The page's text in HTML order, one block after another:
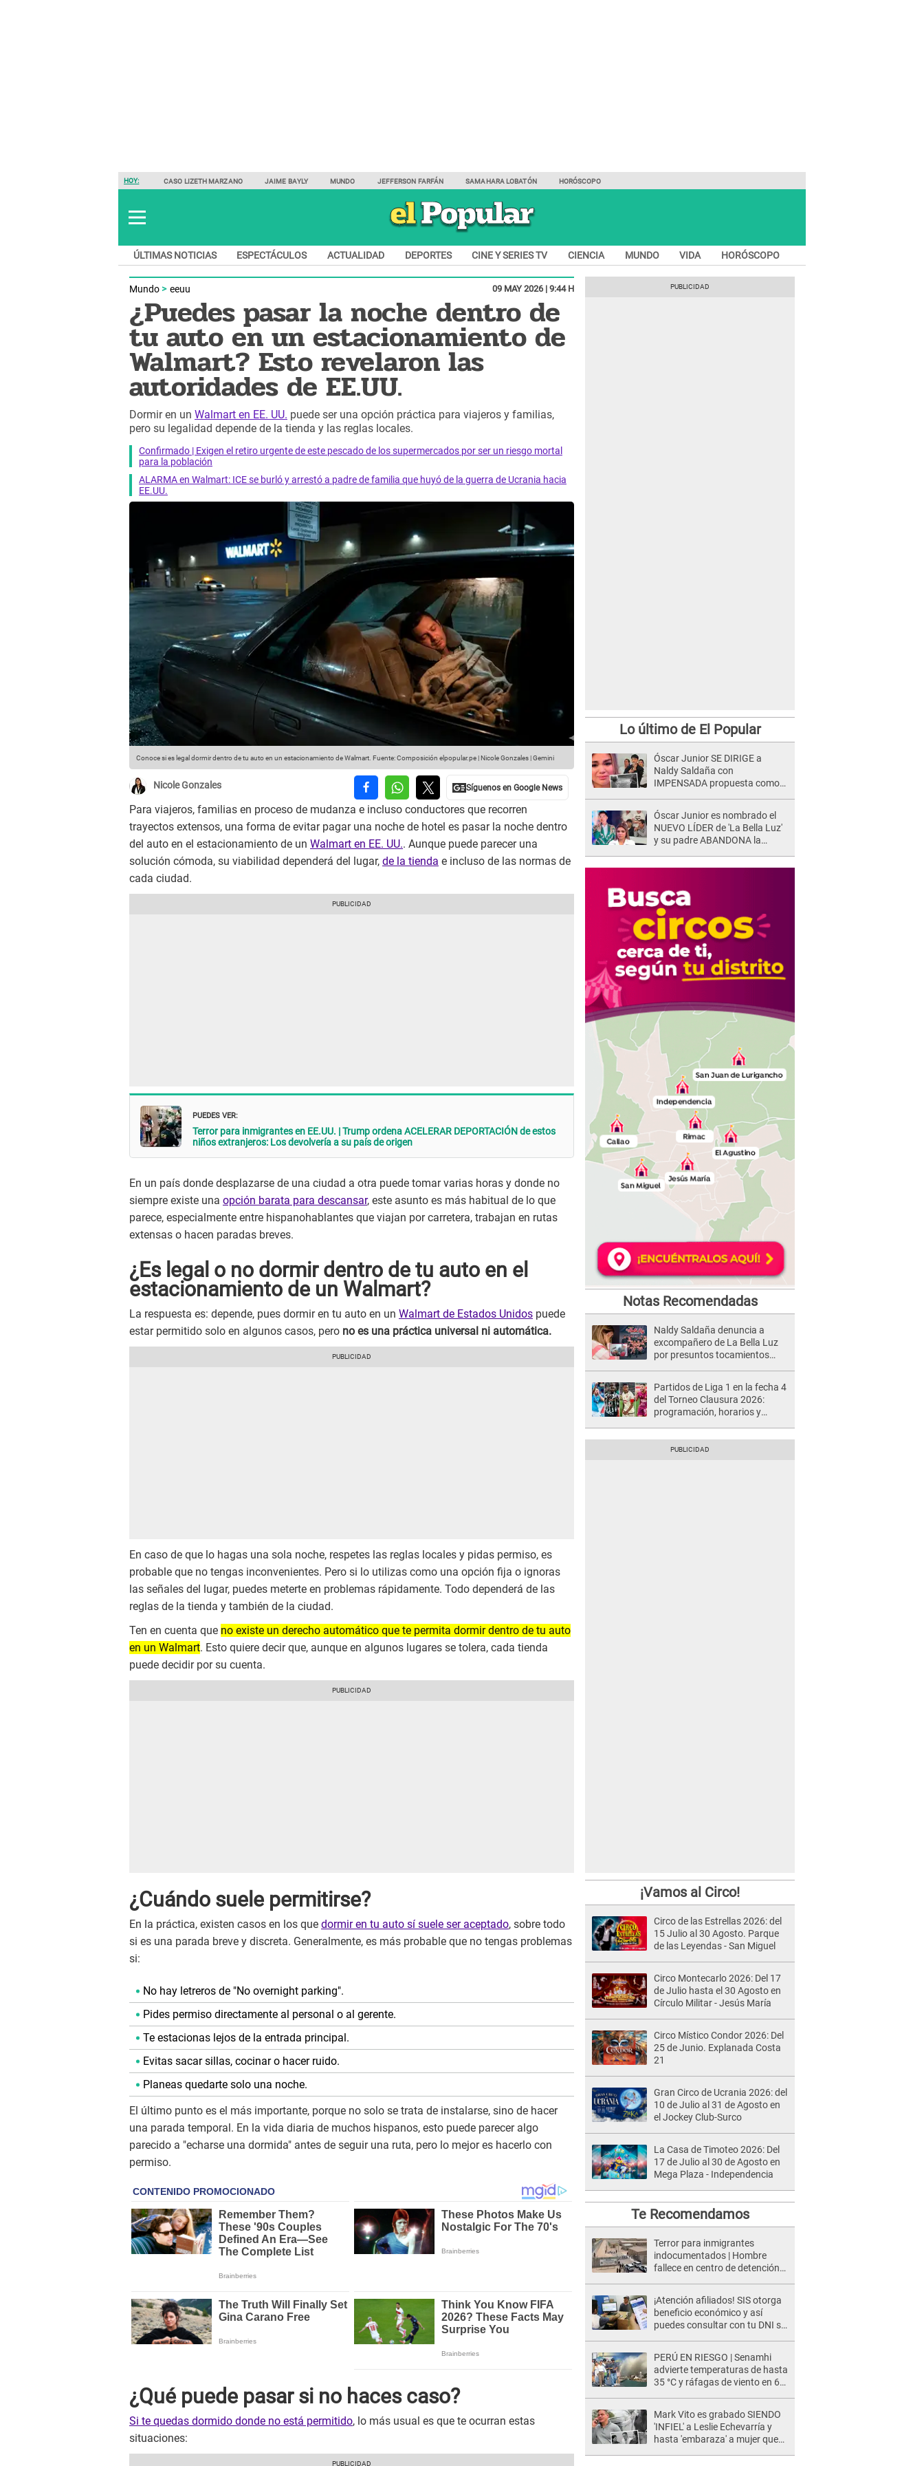
HOY: CASO LIZETH MARZANO JAIME BAYLY MUNDO JEFFERSON FARFÁN SAMAHARA LOBATÓN HORÓSCOPO
ÚLTIMAS NOTICIAS ESPECTÁCULOS ACTUALIDAD DEPORTES CINE Y SERIES TV CIENCIA MUNDO VIDA HORÓSCOPO
Mundo eeuu 09 MAY 2026 | 9:44 H
¿Puedes pasar la noche dentro de
tu auto en un estacionamiento de
Walmart? Esto revelaron las
autoridades de EE.UU.
Dormir en un Walmart en EE. UU. puede ser una opción práctica para viajeros y familias,
pero su legalidad depende de la tienda y las reglas locales.
Confirmado | Exigen el retiro urgente de este pescado de los supermercados por ser un riesgo mortal
para la población
ALARMA en Walmart: ICE se burló y arrestó a padre de familia que huyó de la guerra de Ucrania hacia
EE.UU.
Conoce si es legal dormir dentro de tu auto en un estacionamiento de Walmart. Fuente: Composición elpopular.pe | Nicole Gonzales | Gemini
Nicole Gonzales
Para viajeros, familias en proceso de mudanza e incluso conductores que recorren
trayectos extensos, una forma de evitar pagar una noche de hotel es pasar la noche dentro
del auto en el estacionamiento de un Walmart en EE. UU.. Aunque puede parecer una
solución cómoda, su viabilidad dependerá del lugar, de la tienda e incluso de las normas de
cada ciudad.
PUEDES VER:
Terror para inmigrantes en EE.UU. | Trump ordena ACELERAR DEPORTACIÓN de estos
niños extranjeros: Los devolvería a su país de origen
En un país donde desplazarse de una ciudad a otra puede tomar varias horas y donde no
siempre existe una opción barata para descansar, este asunto es más habitual de lo que
parece, especialmente entre hispanohablantes que viajan por carretera, trabajan en rutas
extensas o hacen paradas breves.
¿Es legal o no dormir dentro de tu auto en el
estacionamiento de un Walmart?
La respuesta es: depende, pues dormir en tu auto en un Walmart de Estados Unidos puede
estar permitido solo en algunos casos, pero no es una práctica universal ni automática.
En caso de que lo hagas una sola noche, respetes las reglas locales y pidas permiso, es
probable que no tengas inconvenientes. Pero si lo utilizas como una opción fija o ignoras
las señales del lugar, puedes meterte en problemas rápidamente. Todo dependerá de las
reglas de la tienda y también de la ciudad.
Ten en cuenta que no existe un derecho automático que te permita dormir dentro de tu auto
en un Walmart. Esto quiere decir que, aunque en algunos lugares se tolera, cada tienda
puede decidir por su cuenta.
¿Cuándo suele permitirse?
En la práctica, existen casos en los que dormir en tu auto sí suele ser aceptado, sobre todo
si es una parada breve y discreta. Generalmente, es más probable que no tengas problemas
si:
No hay letreros de "No overnight parking".
Pides permiso directamente al personal o al gerente.
Te estacionas lejos de la entrada principal.
Evitas sacar sillas, cocinar o hacer ruido.
Planeas quedarte solo una noche.
El último punto es el más importante, porque no solo se trata de instalarse, sino de hacer
una parada temporal. En la vida diaria de muchos hispanos, esto puede parecer algo
parecido a "echarse una dormida" antes de seguir una ruta, pero lo mejor es hacerlo con
permiso.
¿Qué puede pasar si no haces caso?
Si te quedas dormido donde no está permitido, lo más usual es que te ocurran estas
situaciones:
Lo último de El Popular
Óscar Junior SE DIRIGE a
Naldy Saldaña con
IMPENSADA propuesta como
denuncia: "Otro tipo de ley..."
Óscar Junior es nombrado el
NUEVO LÍDER de 'La Bella Luz'
y su padre ABANDONA la
Notas Recomendadas
Naldy Saldaña denuncia a
excompañero de La Bella Luz
por presuntos tocamientos
Partidos de Liga 1 en la fecha 4
del Torneo Clausura 2026:
programación, horarios y
¡Vamos al Circo!
Circo de las Estrellas 2026: del
15 Julio al 30 Agosto. Parque
de las Leyendas - San Miguel
Circo Montecarlo 2026: Del 17
de Julio hasta el 30 Agosto en
Círculo Militar - Jesús María
Circo Místico Condor 2026: Del
25 de Junio. Explanada Costa
21
Gran Circo de Ucrania 2026: del
10 de Julio al 31 de Agosto en
el Jockey Club-Surco
La Casa de Timoteo 2026: Del
17 de Julio al 30 de Agosto en
Mega Plaza - Independencia
Te Recomendamos
Terror para inmigrantes
indocumentados | Hombre
fallece en centro de detención
¡Atención afiliados! SIS otorga
beneficio económico y así
puedes consultar con tu DNI si
PERÚ EN RIESGO | Senamhi
advierte temperaturas de hasta
35 °C y ráfagas de viento en 6
Mark Vito es grabado SIENDO
'INFIEL' a Leslie Echevarría y
hasta 'embaraza' a mujer que